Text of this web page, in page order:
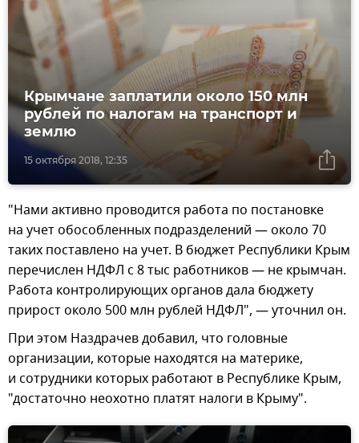
15 октября 2018, 12:35
Крымчане заплатили около 150 млн
рублей по налогам на транспорт и
землю
"Нами активно проводится работа по постановке
на учет обособленных подразделений — около 70
таких поставлено на учет. В бюджет Республики Крым
перечислен НДФЛ с 8 тыс работников — не крымчан.
Работа контролирующих органов дала бюджету
прирост около 500 млн рублей НДФЛ", — уточнил он.
При этом Наздрачев добавил, что головные
организации, которые находятся на материке,
и сотрудники которых работают в Республике Крым,
"достаточно неохотно платят налоги в Крыму".